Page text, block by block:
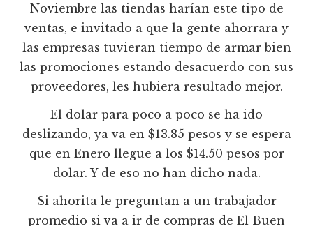
Noviembre las tiendas harían este tipo de
ventas, e invitado a que la gente ahorrara y
las empresas tuvieran tiempo de armar bien
las promociones estando desacuerdo con sus
proveedores, les hubiera resultado mejor.
El dolar para poco a poco se ha ido
deslizando, ya va en $13.85 pesos y se espera
que en Enero llegue a los $14.50 pesos por
dolar. Y de eso no han dicho nada.
Si ahorita le preguntan a un trabajador
promedio si va a ir de compras de El Buen